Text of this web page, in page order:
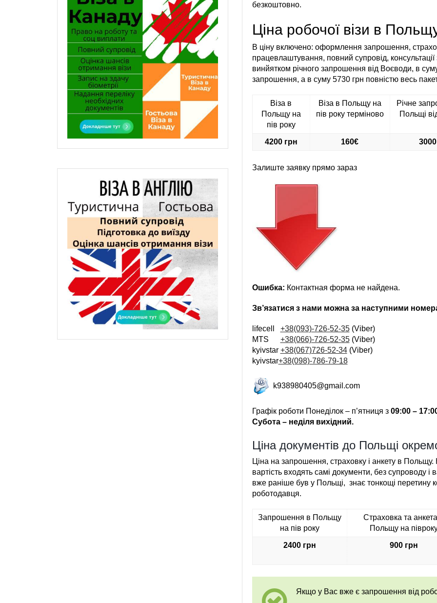
безкоштовно.
Ціна робочої візи в
В ціну включено: оформлення запрошення,
працевлаштування, повний супровід,
винйятком річного запрошення від Воєводи, в
запрошення, а в суму 5730 грн повністю весь
Віза в
Польщу на
пів року
Віза в Польщу на
пів року терміново
Річне
Польщі
4200 грн 160€
Залиште заявку прямо зараз
Ошибка: Контактная форма не найдена.
Зв’язатися з нами можна за наступними
lifecell +38(093)-726-52-35(Viber)
MTS +38(066)-726-52-35(Viber)
kyivstar +38(067)726-52-34(Viber)
kyivstar+38(098)-786-79-18
k938980405@gmail.com
Графік роботи Понеділок – п’ятниця з 09:00 –
Субота – неділя вихідний.
Ціна документів до Польщі
Ціна на запрошення, страховку і анкету в
вартість входять самі документи, без супроводу і
вже раніше був у Польщі, знає тонкощі перетину
роботодавця.
Запрошення в Польщу
на пів року
Страховка та
Польщу на
2400 грн 900 грн
Якщо у Вас вже є запрошення від